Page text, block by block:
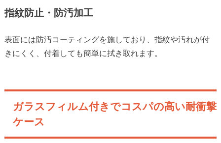
指紋防止・防汚加工
表面には防汚コーティングを施しており、指紋や汚れが付
きにくく、付着しても簡単に拭き取れます。
ガラスフィルム付きでコスパの高い耐衝撃
ケース